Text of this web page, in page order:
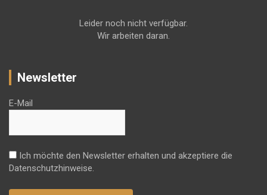
Leider noch nicht verfügbar.
Wir arbeiten daran.
Newsletter
E-Mail
Ich möchte den Newsletter erhalten und akzeptiere die
Datenschutzhinweise.